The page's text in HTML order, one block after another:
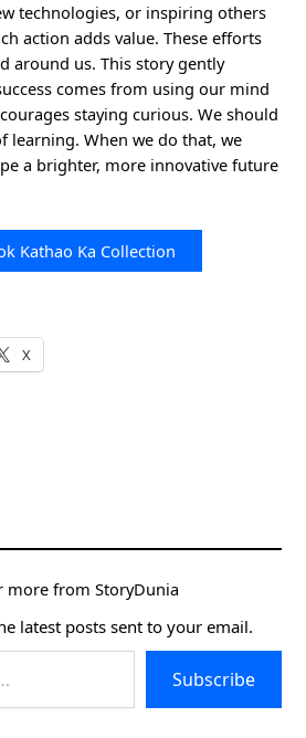
technologies, or inspiring others
action adds value. These efforts
around us. This story gently
comes from using our mind
staying curious. We should
learning. When we do that, we
a brighter, more innovative future
Kathao Ka Collection
X
more from StoryDunia
latest posts sent to your email.
Subscribe